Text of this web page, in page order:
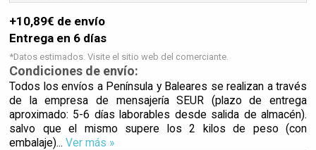
+10,89€ de envío
Entrega en 6 días
*Datos estimados. Visite el sitio web del comerciante.
Condiciones de envío:
Todos los envíos a Península y Baleares se realizan a través
de la empresa de mensajería SEUR (plazo de entrega
aproximado: 5-6 días laborables desde salida de almacén).
salvo que el mismo supere los 2 kilos de peso (con
embalaje)... Ver más »